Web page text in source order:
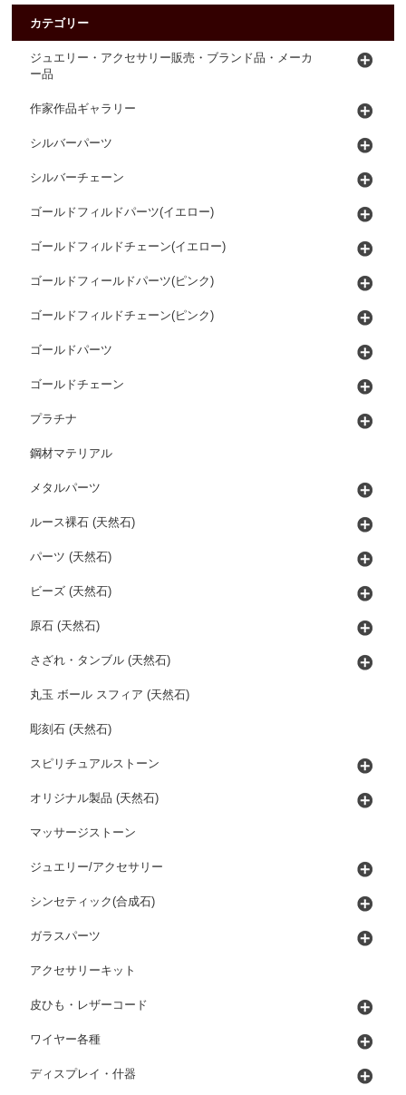
カテゴリー
ジュエリー・アクセサリー販売・ブランド品・メーカ
ー品
作家作品ギャラリー
シルバーパーツ
シルバーチェーン
ゴールドフィルドパーツ(イエロー)
ゴールドフィルドチェーン(イエロー)
ゴールドフィールドパーツ(ピンク)
ゴールドフィルドチェーン(ピンク)
ゴールドパーツ
ゴールドチェーン
プラチナ
鋼材マテリアル
メタルパーツ
ルース裸石 (天然石)
パーツ (天然石)
ビーズ (天然石)
原石 (天然石)
さざれ・タンブル (天然石)
丸玉 ボール スフィア (天然石)
彫刻石 (天然石)
スピリチュアルストーン
オリジナル製品 (天然石)
マッサージストーン
ジュエリー/アクセサリー
シンセティック(合成石)
ガラスパーツ
アクセサリーキット
皮ひも・レザーコード
ワイヤー各種
ディスプレイ・什器